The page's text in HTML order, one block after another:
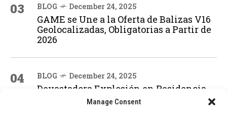
Manage Consent
03 BLOG December 24, 2025
GAME se Une a la Oferta de Balizas V16
Geolocalizadas, Obligatorias a Partir de
2026
04 BLOG December 24, 2025
Devastadora Explosión en Residencia
de Ancianos de Pensilvania Deja al
Menos Dos Víctimas Fatales